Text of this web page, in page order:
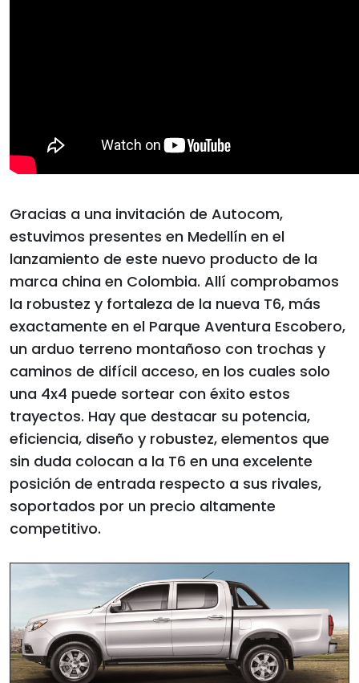
Gracias a una invitación de Autocom,
estuvimos presentes en Medellín en el
lanzamiento de este nuevo producto de la
marca china en Colombia. Allí comprobamos
la robustez y fortaleza de la nueva T6, más
exactamente en el Parque Aventura Escobero,
un arduo terreno montañoso con trochas y
caminos de difícil acceso, en los cuales solo
una 4x4 puede sortear con éxito estos
trayectos. Hay que destacar su potencia,
eficiencia, diseño y robustez, elementos que
sin duda colocan a la T6 en una excelente
posición de entrada respecto a sus rivales,
soportados por un precio altamente
competitivo.